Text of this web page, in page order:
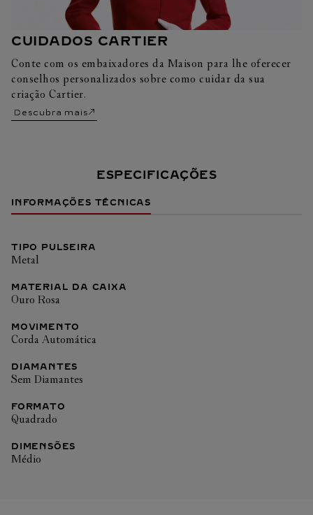
CUIDADOS CARTIER
Conte com os embaixadores da Maison para lhe oferecer
conselhos personalizados sobre como cuidar da sua
criação Cartier.
Descubra mais
ESPECIFICAÇÕES
INFORMAÇÕES TÉCNICAS
TIPO PULSEIRA
Metal
MATERIAL DA CAIXA
Ouro Rosa
MOVIMENTO
Corda Automática
DIAMANTES
Sem Diamantes
FORMATO
Quadrado
DIMENSÕES
Médio